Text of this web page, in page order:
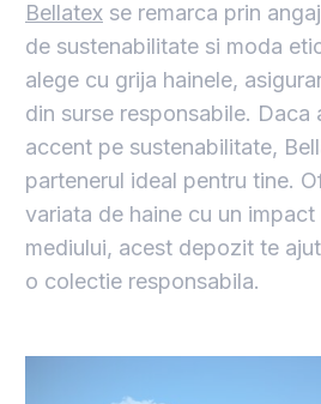
Bellatex se remarca prin
de sustenabilitate si moda
alege cu grija hainele,
din surse responsabile. Daca
accent pe sustenabilitate,
partenerul ideal pentru tine.
variata de haine cu un impact
mediului, acest depozit te
o colectie responsabila.